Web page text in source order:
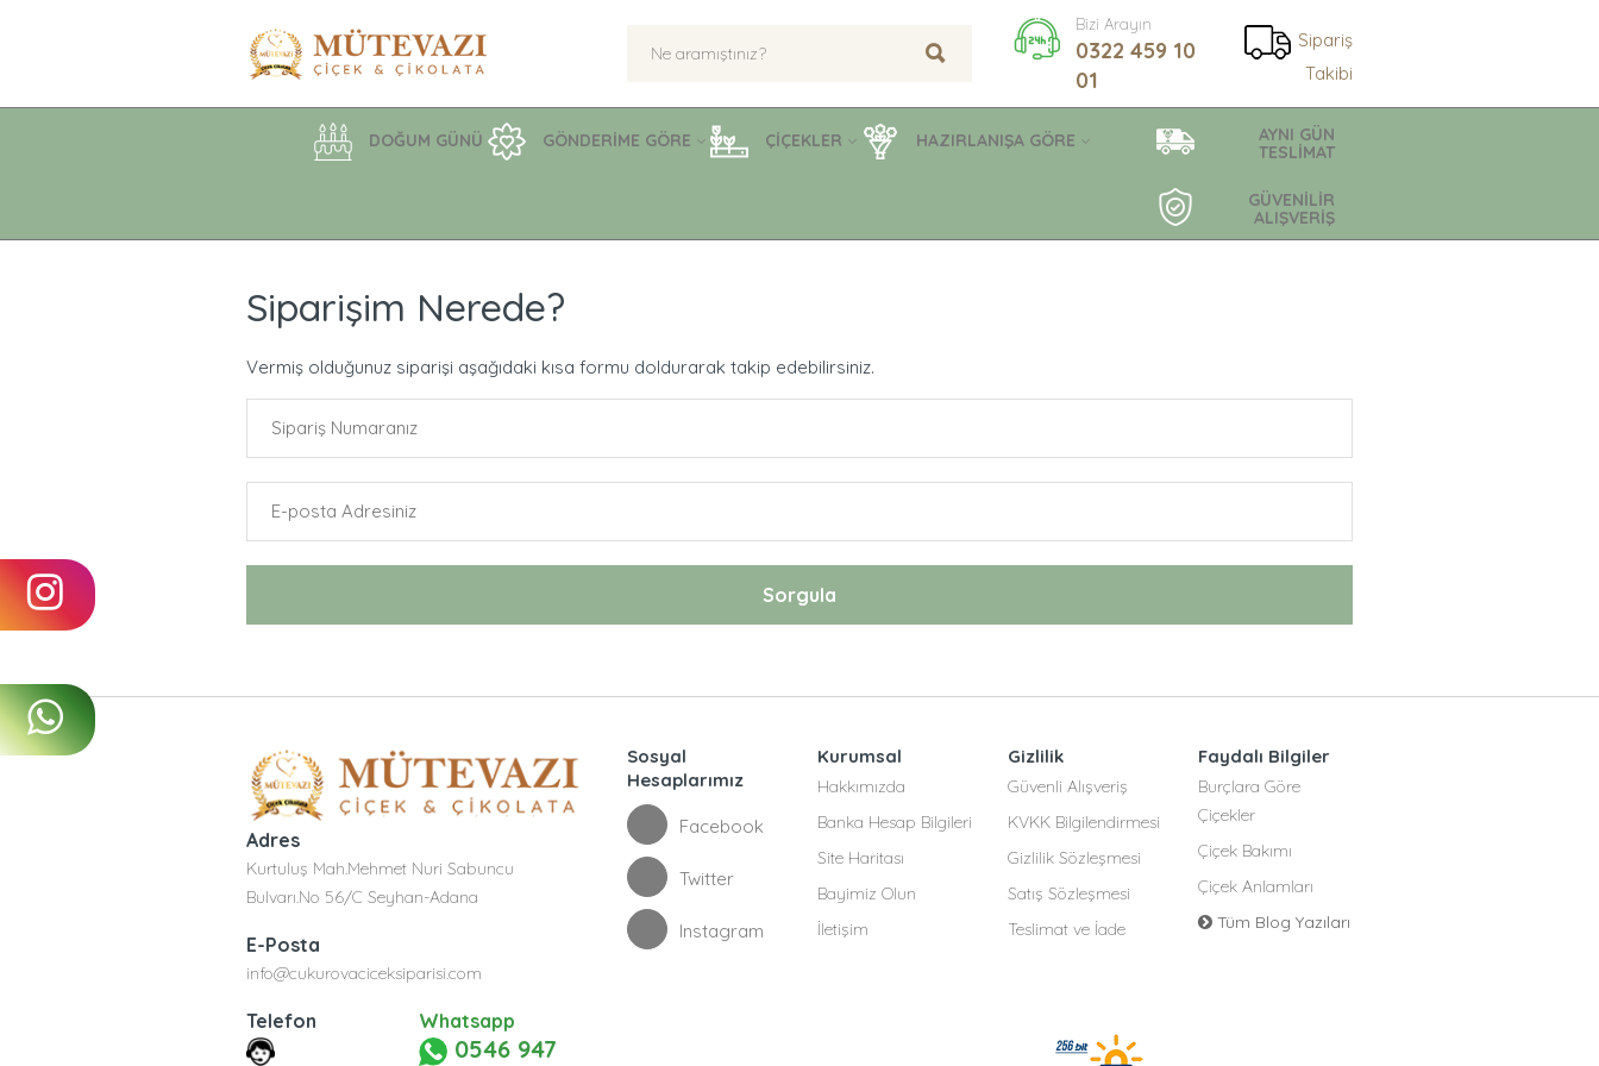
Sipariş
Takibi
Bizi Arayın
0322 459 10
01
DOĞUM GÜNÜ GÖNDERİME GÖRE ÇİÇEKLER HAZIRLANIŞA GÖRE
AYNI GÜN
TESLİMAT
GÜVENİLİR
ALIŞVERİŞ
Siparişim Nerede?
Vermiş olduğunuz siparişi aşağıdaki kısa formu doldurarak takip edebilirsiniz.
Sorgula
Adres
Kurtuluş Mah.Mehmet Nuri Sabuncu
Bulvarı.No 56/C Seyhan-Adana
E-Posta
info@cukurovaciceksiparisi.com
Telefon Whatsapp
0546 947
Sosyal
Hesaplarımız
Facebook
Twitter
Instagram
Kurumsal
Hakkımızda
Banka Hesap Bilgileri
Site Haritası
Bayimiz Olun
İletişim
Gizlilik
Güvenli Alışveriş
KVKK Bilgilendirmesi
Gizlilik Sözleşmesi
Satış Sözleşmesi
Teslimat ve İade
Faydalı Bilgiler
Burçlara Göre
Çiçekler
Çiçek Bakımı
Çiçek Anlamları
Tüm Blog Yazıları